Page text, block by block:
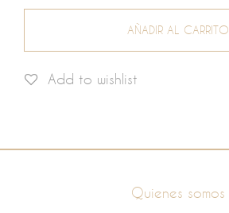
AÑADIR AL CARRITO
Add to wishlist
Quienes somos